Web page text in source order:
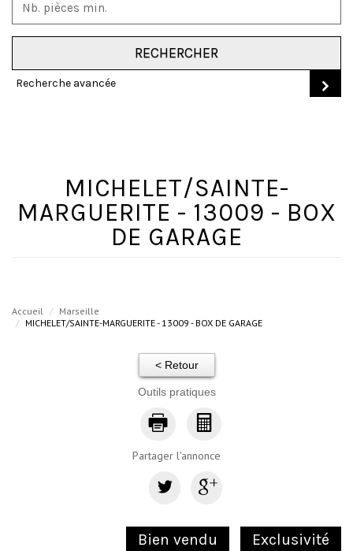
RECHERCHER
Recherche avancée
MICHELET/SAINTE-
MARGUERITE - 13009 - BOX
DE GARAGE
Accueil
Marseille
MICHELET/SAINTE-MARGUERITE - 13009 - BOX DE GARAGE
< Retour
Outils pratiques
Partager l'annonce
Bien vendu Exclusivité